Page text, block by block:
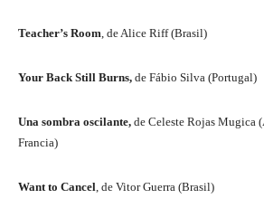
Teacher’s Room, de Alice Riff (Brasil)
Your Back Still Burns, de Fábio Silva (Portugal)
Una sombra oscilante, de Celeste Rojas Mugica
Francia)
Want to Cancel, de Vitor Guerra (Brasil)